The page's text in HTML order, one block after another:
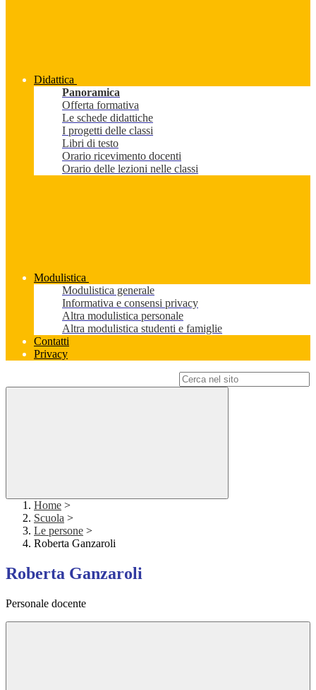
Didattica
Panoramica
Offerta formativa
Le schede didattiche
I progetti delle classi
Libri di testo
Orario ricevimento docenti
Orario delle lezioni nelle classi
Modulistica
Modulistica generale
Informativa e consensi privacy
Altra modulistica personale
Altra modulistica studenti e famiglie
Contatti
Privacy
Home >
Scuola >
Le persone >
Roberta Ganzaroli
Roberta Ganzaroli
Personale docente